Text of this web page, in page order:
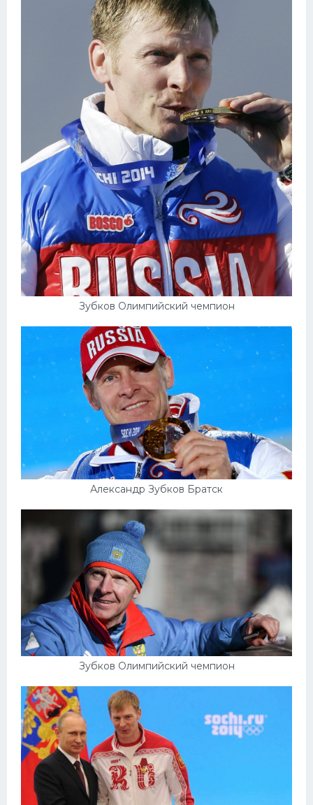
Зубков Олимпийский чемпион
Александр Зубков Братск
Зубков Олимпийский чемпион